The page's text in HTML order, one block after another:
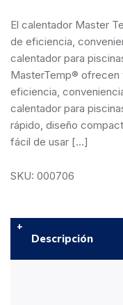
El calentador Master
de eficiencia,
calentador para
MasterTemp® ofrecen
eficiencia,
calentador para
rápido, diseño
fácil de usar […]
SKU: 000706
Descripción